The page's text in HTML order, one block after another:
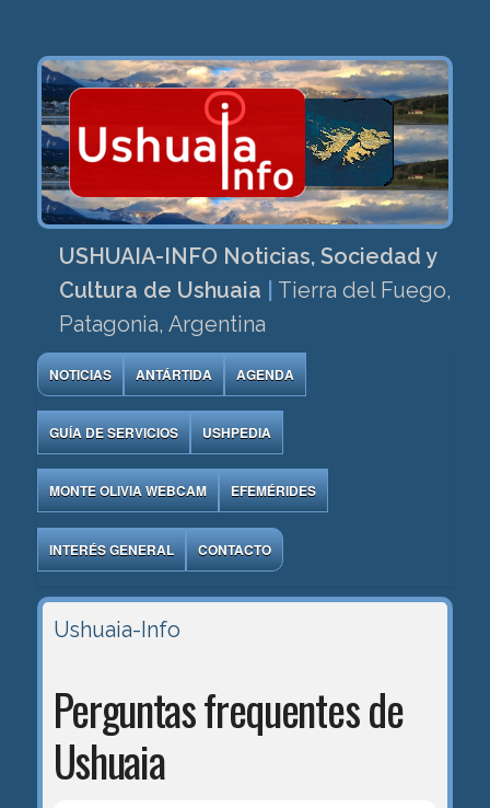
USHUAIA-INFO Noticias, Sociedad y
Cultura de Ushuaia
Tierra del Fuego,
Patagonia, Argentina
NOTICIAS ANTÁRTIDA AGENDA
GUÍA DE SERVICIOS USHPEDIA
MONTE OLIVIA WEBCAM EFEMÉRIDES
INTERÉS GENERAL CONTACTO
Ushuaia-Info
Perguntas frequentes de
Ushuaia